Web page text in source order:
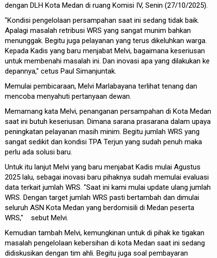
dengan DLH Kota Medan di ruang Komisi IV, Senin (27/10/2025).
"Kondisi pengelolaan persampahan saat ini sedang tidak baik.
Apalagi masalah retribusi WRS yang sangat munim bahkan
menunggak. Begitu juga pelayanan yang terus dikeluhkan warga.
Kepada Kadis yang baru menjabat Melvi, bagaimana keseriusan
untuk membenahi masalah ini. Dan inovasi apa yang dilakukan ke
depannya," cetus Paul Simanjuntak.
Memulai pembicaraan, Melvi Marlabayana terlihat tenang dan
mencoba menyahuti pertanyaan dewan.
Memamang kata Melvi, penanganan persampahan di Kota Medan
saat ini butuh keseriusan. Dimana sarana prasarana dalam upaya
peningkatan pelayanan masih minim. Begitu jumlah WRS yang
sangat sedikit dan kondisi TPA Terjun yang sudah penuh maka
perlu ada solusi baru.
Untuk itu lanjut Melvi yang baru menjabat Kadis mulai Agustus
2025 lalu, sebagai inovasi baru pihaknya sudah memulai evaluasi
data terkait jumlah WRS. "Saat ini kami mulai update ulang jumlah
WRS. Dengan target jumlah WRS pasti bertambah dan dimulai
seluruh ASN Kota Medan yang berdomisili di Medan peserta
WRS," sebut Melvi.
Kemudian tambah Melvi, kemungkinan untuk di pihak ke tigakan
masalah pengelolaan kebersihan di kota Medan saat ini sedang
didiskusikan dengan tim ahli. Begitu juga soal pembayaran